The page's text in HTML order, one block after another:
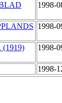
1998-
1998-
1998-
1998-